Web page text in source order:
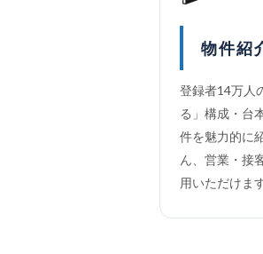
物件紹
登録者14万人
る」構成・台
件を魅力的に
ん、営業・接
用いただけます